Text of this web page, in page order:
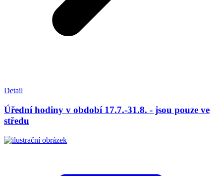
Detail
Úřední hodiny v období 17.7.-31.8. - jsou pouze ve
středu